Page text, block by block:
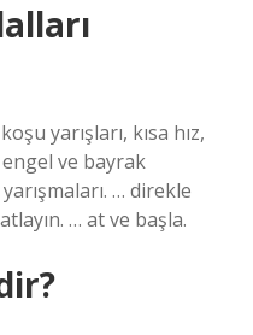
yarışları, kısa hız,
ve bayrak
… direkle
… at ve başla.